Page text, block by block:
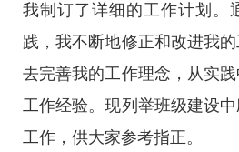
我制订了详细的工作计划。
践，我不断地修正和改进我
去完善我的工作理念，从实
工作经验。现列举班级建设
工作，供大家参考指正。